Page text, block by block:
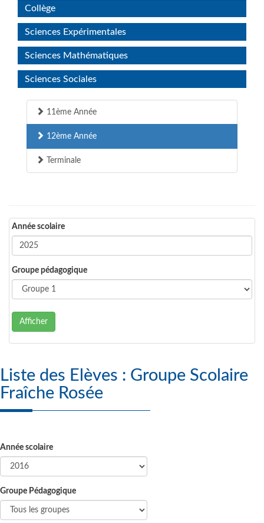
Collège
Sciences Expérimentales
Sciences Mathématiques
Sciences Sociales
11ème Année
12ème Année
Terminale
Année scolaire
Groupe pédagogique
Afficher
Liste des Elèves : Groupe Scolaire
Fraîche Rosée
Année scolaire
Groupe Pédagogique